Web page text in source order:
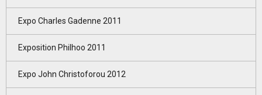
Expo Charles Gadenne 2011
Exposition Philhoo 2011
Expo John Christoforou 2012